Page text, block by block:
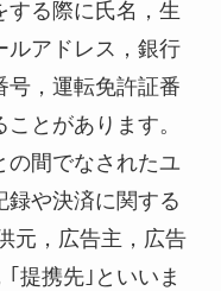
する際に氏名，生
ルアドレス，銀行
号，運転免許証番
とがあります。
の間でなされたユ
録や決済に関する
元，広告主，広告
提携先｣といいま